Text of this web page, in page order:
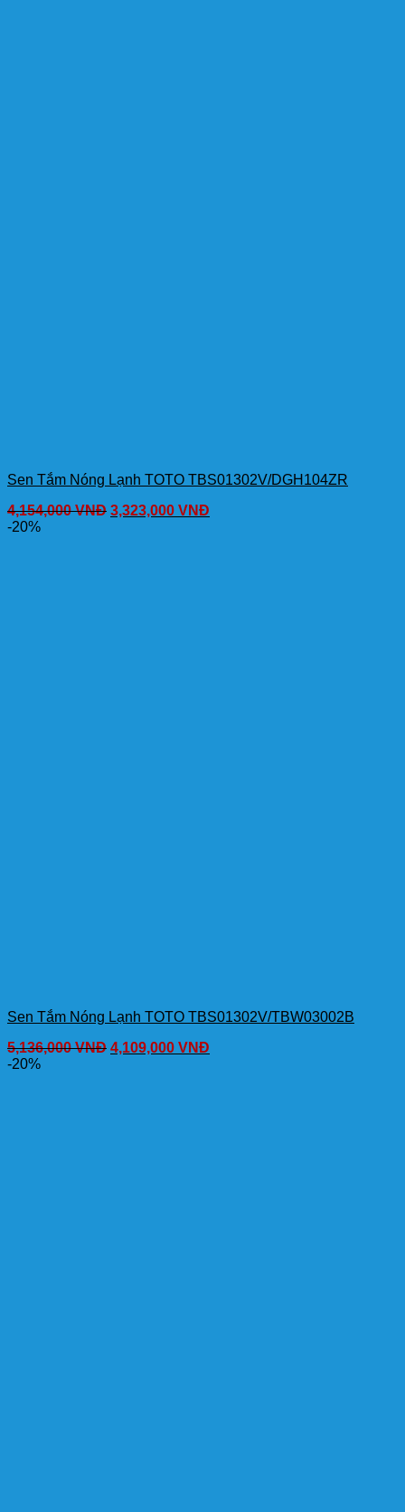
Sen Tắm Nóng Lạnh TOTO TBS01302V/DGH104ZR
4,154,000VNĐ 3,323,000 VNĐ
-20%
Sen Tắm Nóng Lạnh TOTO TBS01302V/TBW03002B
5,136,000VNĐ 4,109,000 VNĐ
-20%